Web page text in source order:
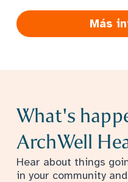
Más
What's
ArchWell
Hear about things
in your community